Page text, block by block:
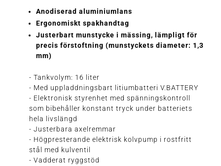
Anodiserad aluminiumlans
Ergonomiskt spakhandtag
Justerbart munstycke i mässing, lämpligt för
precis förstoftning (munstyckets diameter: 1,3
mm)
- Tankvolym: 16 liter
- Med uppladdningsbart litiumbatteri V.BATTERY
- Elektronisk styrenhet med spänningskontroll
som bibehåller konstant tryck under batteriets
hela livslängd
- Justerbara axelremmar
- Högpresterande elektrisk kolvpump i rostfritt
stål med kulventil
- Vadderat ryggstöd